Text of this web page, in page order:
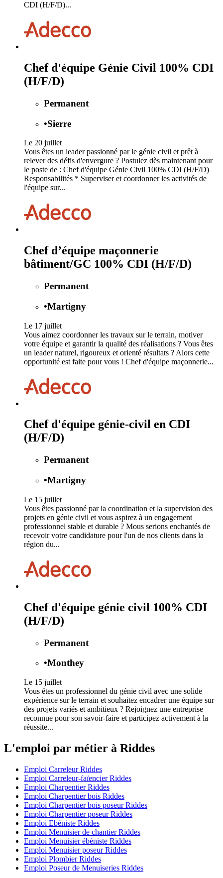
CDI (H/F/D)...
Chef d'équipe Génie Civil 100% CDI
(H/F/D)
Permanent
•Sierre
Le 20 juillet
Vous êtes un leader passionné par le génie civil et prêt à
relever des défis d'envergure ? Postulez dès maintenant pour
le poste de : Chef d'équipe Génie Civil 100% CDI (H/F/D)
Responsabilités * Superviser et coordonner les activités de
l'équipe sur...
Chef d’équipe maçonnerie
bâtiment/GC 100% CDI (H/F/D)
Permanent
•Martigny
Le 17 juillet
Vous aimez coordonner les travaux sur le terrain, motiver
votre équipe et garantir la qualité des réalisations ? Vous êtes
un leader naturel, rigoureux et orienté résultats ? Alors cette
opportunité est faite pour vous ! Chef d'équipe maçonnerie...
Chef d'équipe génie-civil en CDI
(H/F/D)
Permanent
•Martigny
Le 15 juillet
Vous êtes passionné par la coordination et la supervision des
projets en génie civil et vous aspirez à un engagement
professionnel stable et durable ? Mous serions enchantés de
recevoir votre candidature pour l'un de nos clients dans la
région du...
Chef d'équipe génie civil 100% CDI
(H/F/D)
Permanent
•Monthey
Le 15 juillet
Vous êtes un professionnel du génie civil avec une solide
expérience sur le terrain et souhaitez encadrer une équipe sur
des projets variés et ambitieux ? Rejoignez une entreprise
reconnue pour son savoir-faire et participez activement à la
réussite...
L'emploi par métier à Riddes
Emploi Carreleur Riddes
Emploi Carreleur-faïencier Riddes
Emploi Charpentier Riddes
Emploi Charpentier bois Riddes
Emploi Charpentier bois poseur Riddes
Emploi Charpentier poseur Riddes
Emploi Ebéniste Riddes
Emploi Menuisier de chantier Riddes
Emploi Menuisier ébéniste Riddes
Emploi Menuisier poseur Riddes
Emploi Plombier Riddes
Emploi Poseur de Menuiseries Riddes